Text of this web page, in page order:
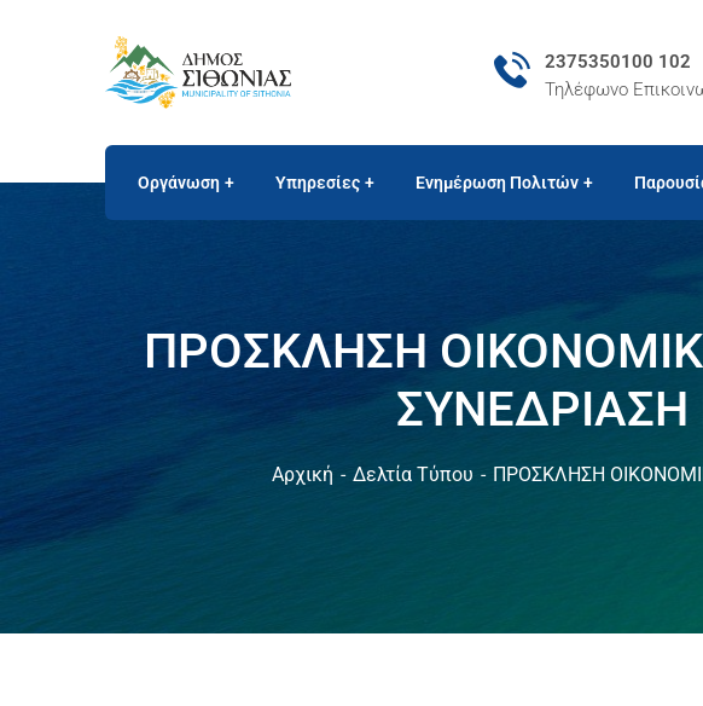
2375350100 102
Τηλέφωνο
Οργάνωση Υπηρεσίες Ενημέρωση Πολιτών
ΠΡΟΣΚΛΗΣΗ
Αρχική Δελτία Τύπου ΠΡΟΣΚΛΗΣΗ